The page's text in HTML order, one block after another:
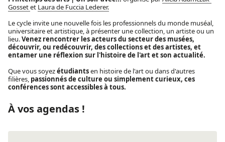
Gossetet Laura de Fuccia Lederer.
Le cycle invite une nouvelle fois les professionnels du monde muséal,
universitaire et artistique, à présenter une collection, un artiste ou un
lieu.Venez rencontrer les acteurs du secteur des musées,
découvrir, ou redécouvrir, des collections et des artistes, et
entamer une réflexion sur l'histoire de l'art et son actualité.
Que vous soyezétudiantsen histoire de l'art ou dans d'autres
filières, passionnés de culture ou simplement curieux, ces
conférences sont accessibles à tous.
À vos agendas !